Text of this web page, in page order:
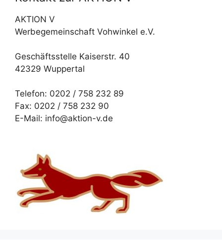
AKTION V
Werbegemeinschaft Vohwinkel e.V.
Geschäftsstelle Kaiserstr. 40
42329 Wuppertal
Telefon: 0202 / 758 232 89
Fax: 0202 / 758 232 90
E-Mail: info@aktion-v.de